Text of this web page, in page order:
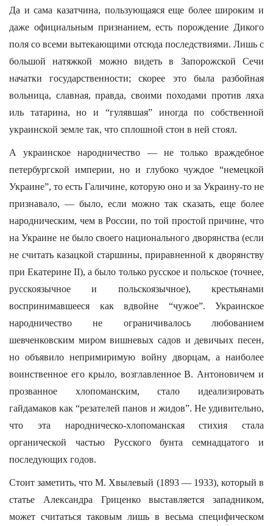
Да и сама казатчина, пользующаяся еще более широким и
даже официальным признанием, есть порождение Дикого
поля со всеми вытекающими отсюда последствиями. Лишь с
большой натяжкой можно видеть в Запорожской Сечи
начатки государственности; скорее это была разбойная
вольница, славная, правда, своими походами против ляха
иль татарина, но и “гулявшая” иногда по собственной
украинской земле так, что сплошной стон в ней стоял.
А украинское народничество — не только враждебное
петербургской империи, но и глубоко чуждое “немецкой
Украине”, то есть Галичине, которую оно и за Украину-то не
признавало, — было, если можно так сказать, еще более
народническим, чем в России, по той простой причине, что
на Украине не было своего национального дворянства (если
не считать казацкой старшины, приравненной к дворянству
при Екатерине II), а было только русское и польское (точнее,
русскоязычное и польскоязычное), крестьянами
воспринимавшееся как вдвойне “чужое”. Украинское
народничество не ограничивалось любованием
шевченковским миром вишневых садов и девичьих песен,
но объявило непримиримую войну дворцам, а наиболее
воинственное его крыло, возглавленное В. Антоновичем и
прозванное хлопоманским, стало идеализировать
гайдамаков как “резателей панов и жидов”. Не удивительно,
что эта народническо-хлопоманская стихия стала
органической частью Русского бунта семнадцатого и
последующих годов.
Стоит заметить, что М. Хвылевый (1893 — 1933), который в
статье Александра Гриценко выставляется западником,
может считаться таковым лишь в весьма специфическом